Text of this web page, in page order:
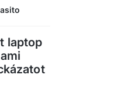
laptop